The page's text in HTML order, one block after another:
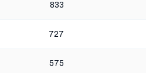
833
727
575